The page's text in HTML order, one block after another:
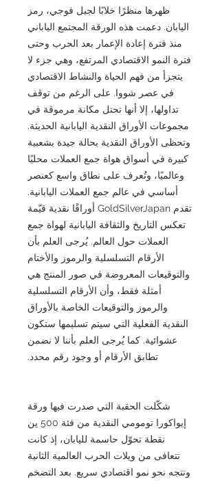
ظهرها منظرًا خلابًا لجبل فوجي، رمز
اليابان. دعمت هذه الورقة المجتمع الياباني
منذ فترة إعادة الإعمار بعد الحرب وحتى
فترة النمو الاقتصادي المرتفع، وهي جزء لا
يتجزأ من فهم الحياة والنشاط الاقتصادي
في عصر شووا. على الرغم من توقف
تداولها، إلا أنها تحتل مكانة مرموقة في
مجموعات الأوراق النقدية اليابانية الحديثة.
وتحظى الأوراق النقدية بحالة جيدة بشعبية
كبيرة في أسواق هواة جمع العملات محليًا
وعالميًا، وتُعرف على نطاق واسع كعنصر
أساسي في عالم جمع العملات اليابانية.
تقدم GoldSilverJapan أوراقًا نقدية قيّمة
تعكس التاريخ والثقافة اليابانية لهواة جمع
العملات حول العالم. يُرجى العلم بأن
الأرقام التسلسلية والرموز والأختام
والتوقيعات المعروضة في صور المنتج هي
أمثلة فقط، وأن الأرقام التسلسلية
والرموز والتوقيعات الخاصة بالأوراق
النقدية الفعلية التي سيتم تسليمها ستكون
عشوائية. كما يُرجى العلم بأننا لا نضمن
تطابق الأرقام أو وجود رقم محدد.
شكّلت الحقبة التي صدرت فيها ورقة
إيواكورا تومومي النقدية من فئة 500 ين
نقطة تحوّل حاسمة لليابان، إذ كانت
تتعافى من ويلات الحرب العالمية الثانية
وتتجه نحو نمو اقتصادي سريع. بعد التضخم